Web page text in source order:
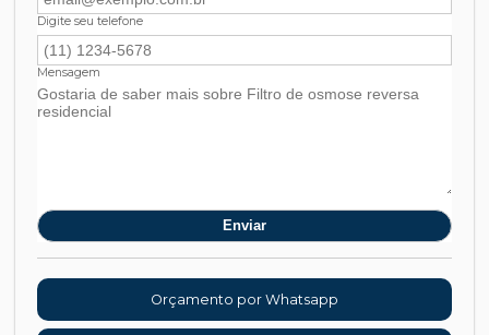
Digite seu telefone
Mensagem
Orçamento por Whatsapp